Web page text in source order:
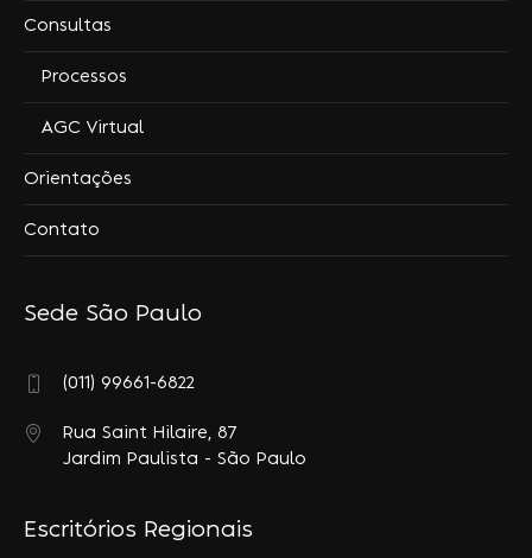
Consultas
Processos
AGC Virtual
Orientações
Contato
Sede São Paulo
(011) 99661-6822
Rua Saint Hilaire, 87
Jardim Paulista - São Paulo
Escritórios Regionais